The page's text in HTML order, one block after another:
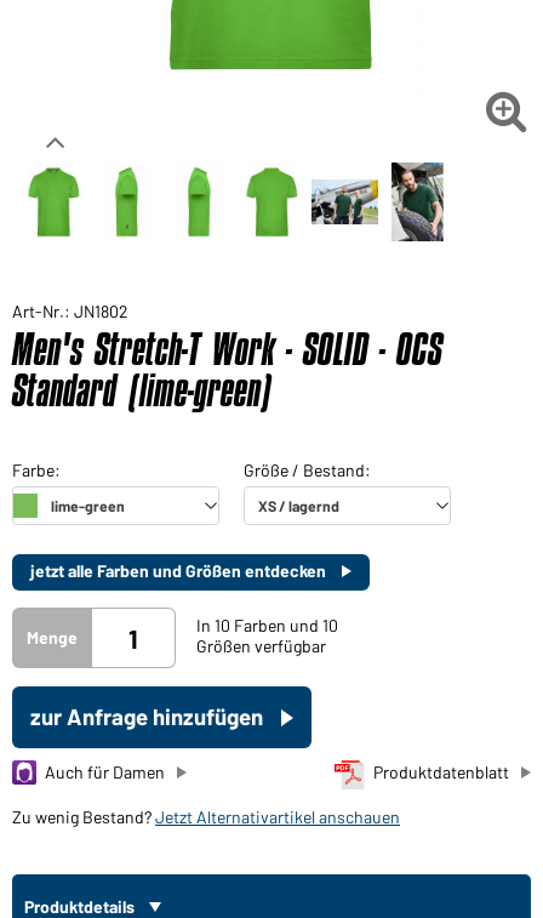

Art-Nr.: JN1802
Men's Stretch-T Work - SOLID - OCS
Standard (lime-green)
jetzt alle Farben und Größen entdecken
Menge
In 10 Farben und 10
Größen verfügbar
zur Anfrage hinzufügen
Produktdatenblatt
Auch für Damen
Zu wenig Bestand?Jetzt Alternativartikel anschauen
Produktdetails